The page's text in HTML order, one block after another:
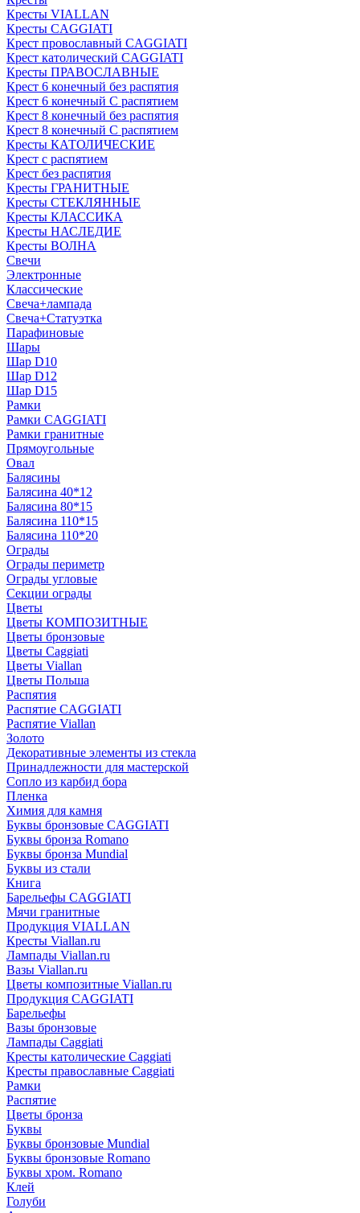
Кресты VIALLAN
Кресты CAGGIATI
Крест провославный CAGGIATI
Крест католический CAGGIATI
Кресты ПРАВОСЛАВНЫЕ
Крест 6 конечный без распятия
Крест 6 конечный С распятием
Крест 8 конечный без распятия
Крест 8 конечный С распятием
Кресты КАТОЛИЧЕСКИЕ
Крест с распятием
Крест без распятия
Кресты ГРАНИТНЫЕ
Кресты СТЕКЛЯННЫЕ
Кресты КЛАССИКА
Кресты НАСЛЕДИЕ
Кресты ВОЛНА
Свечи
Электронные
Классические
Свеча+лампада
Свеча+Статуэтка
Парафиновые
Шары
Шар D10
Шар D12
Шар D15
Рамки
Рамки CAGGIATI
Рамки гранитные
Прямоугольные
Овал
Балясины
Балясина 40*12
Балясина 80*15
Балясина 110*15
Балясина 110*20
Ограды
Ограды периметр
Ограды угловые
Секции ограды
Цветы
Цветы КОМПОЗИТНЫЕ
Цветы бронзовые
Цветы Caggiati
Цветы Viallan
Цветы Польша
Распятия
Распятие CAGGIATI
Распятие Viallan
Золото
Декоративные элементы из стекла
Принадлежности для мастерской
Сопло из карбид бора
Пленка
Химия для камня
Буквы бронзовые CAGGIATI
Буквы бронза Romano
Буквы бронза Mundial
Буквы из стали
Книга
Барельефы CAGGIATI
Мячи гранитные
Продукция VIALLAN
Кресты Viallan.ru
Лампады Viallan.ru
Вазы Viallan.ru
Цветы композитные Viallan.ru
Продукция CAGGIATI
Барельефы
Вазы бронзовые
Лампады Caggiati
Кресты католические Caggiati
Кресты православные Caggiati
Рамки
Распятие
Цветы бронза
Буквы
Буквы бронзовые Mundial
Буквы бронзовые Romano
Буквы хром. Romano
Клей
Голуби